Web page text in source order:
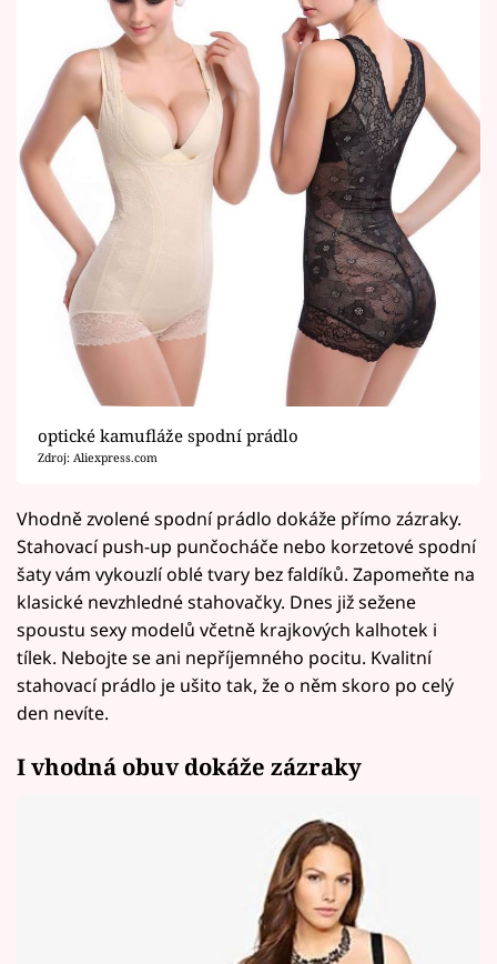
optické kamufláže spodní prádlo
Zdroj: Aliexpress.com
Vhodně zvolené spodní prádlo dokáže přímo zázraky.
Stahovací push-up punčocháče nebo korzetové spodní
šaty vám vykouzlí oblé tvary bez faldíků. Zapomeňte na
klasické nevzhledné stahovačky. Dnes již sežene
spoustu sexy modelů včetně krajkových kalhotek i
tílek. Nebojte se ani nepříjemného pocitu. Kvalitní
stahovací prádlo je ušito tak, že o něm skoro po celý
den nevíte.
I vhodná obuv dokáže zázraky